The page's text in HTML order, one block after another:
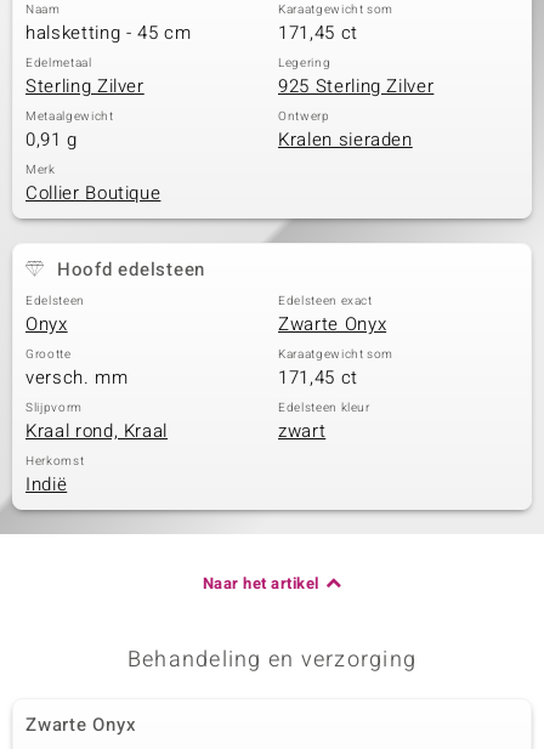
Naam
halsketting - 45 cm
Karaatgewicht som
171,45 ct
Edelmetaal
Sterling Zilver
Legering
925 Sterling Zilver
Metaalgewicht
0,91 g
Ontwerp
Kralen sieraden
Merk
Collier Boutique
Hoofd edelsteen
Edelsteen
Onyx
Edelsteen exact
Zwarte Onyx
Grootte
versch. mm
Karaatgewicht som
171,45 ct
Slijpvorm
Kraal rond, Kraal
Edelsteen kleur
zwart
Herkomst
Indië
Naar het artikel
Behandeling en verzorging
Zwarte Onyx